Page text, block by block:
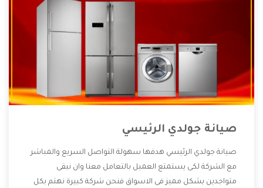
صيانة جولدي الرئيسي
صيانة جولدي الرئيسي هدفها سهولة التواصل السريع والمباشر
مع الشركة لكى يستمتع العميل بالتعامل معنا وان نبقى
متواجدين بشكل مميز فى الاسواق فنحن شركة كبيرة نهتم بكل